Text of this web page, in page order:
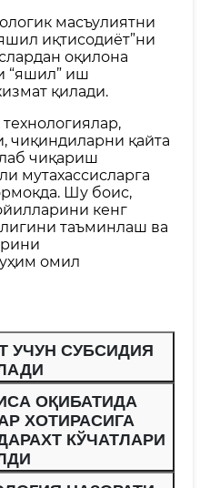
масъулиятни
иқтисодиёт”ни
оқилона
“яшил” иш
қилади.
чиқиндиларни қайта
чиқариш
мутахассисларга
Шу боис,
кенг
таъминлаш ва
омил
УЧУН СУБСИДИЯ
ОҚИБАТИДА
ХОТИРАСИГА
КЎЧАТЛАРИ